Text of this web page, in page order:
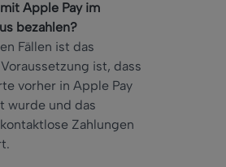
Apple Pay im
bezahlen?
Fällen ist das
ist, dass
vorher in Apple Pay
wurde und das
Zahlungen